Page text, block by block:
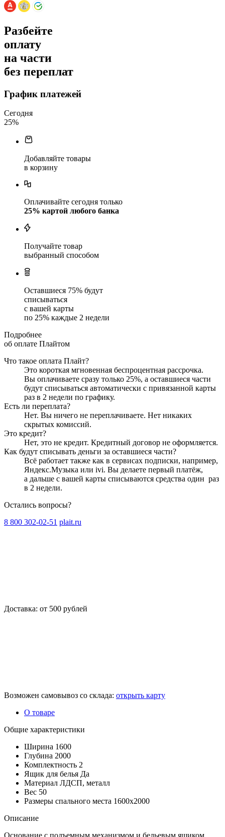
Разбейте
оплату
на части
без переплат
График платежей
Сегодня
25%
Добавляйте товары
в корзину
Оплачивайте сегодня только
25% картой любого банка
Получайте товар
выбранный способом
Оставшиеся 75% будут
списываться
с вашей карты
по 25% каждые 2 недели
Подробнее
об оплате Плайтом
Что такое оплата Плайт?
Это короткая мгновенная беспроцентная рассрочка.
Вы оплачиваете сразу только 25%, а оставшиеся части
будут списываться автоматически с привязанной карты
раз в 2 недели по графику.
Есть ли переплата?
Нет. Вы ничего не переплачиваете. Нет никаких
скрытых комиссий.
Это кредит?
Нет, это не кредит. Кредитный договор не оформляется.
Как будут списывать деньги за оставшиеся части?
Всё работает также как в сервисах подписки, например,
Яндекс.Музыка или ivi. Вы делаете первый платёж,
а дальше с вашей карты списываются средства один раз
в 2 недели.
Остались вопросы?
8 800 302-02-51 plait.ru
Доставка: от 500 рублей
Возможен самовывоз со склада: открыть карту
О товаре
Общие характеристики
Ширина 1600
Глубина 2000
Комплектность 2
Ящик для белья Да
Материал ЛДСП, металл
Вес 50
Размеры спального места 1600х2000
Описание